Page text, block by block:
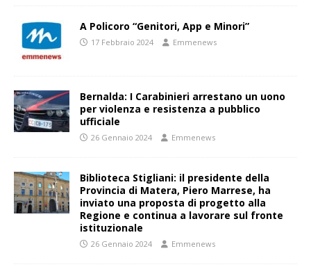
A Policoro “Genitori, App e Minori”
17 Febbraio 2024 Emmenews
Bernalda: I Carabinieri arrestano un uono
per violenza e resistenza a pubblico
ufficiale
26 Gennaio 2024 Emmenews
Biblioteca Stigliani: il presidente della
Provincia di Matera, Piero Marrese, ha
inviato una proposta di progetto alla
Regione e continua a lavorare sul fronte
istituzionale
26 Gennaio 2024 Emmenews